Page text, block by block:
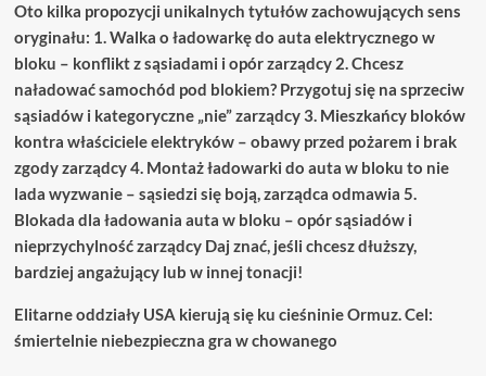
Oto kilka propozycji unikalnych tytułów zachowujących sens
oryginału: 1. Walka o ładowarkę do auta elektrycznego w
bloku – konflikt z sąsiadami i opór zarządcy 2. Chcesz
naładować samochód pod blokiem? Przygotuj się na sprzeciw
sąsiadów i kategoryczne „nie” zarządcy 3. Mieszkańcy bloków
kontra właściciele elektryków – obawy przed pożarem i brak
zgody zarządcy 4. Montaż ładowarki do auta w bloku to nie
lada wyzwanie – sąsiedzi się boją, zarządca odmawia 5.
Blokada dla ładowania auta w bloku – opór sąsiadów i
nieprzychylność zarządcy Daj znać, jeśli chcesz dłuższy,
bardziej angażujący lub w innej tonacji!
Elitarne oddziały USA kierują się ku cieśninie Ormuz. Cel:
śmiertelnie niebezpieczna gra w chowanego